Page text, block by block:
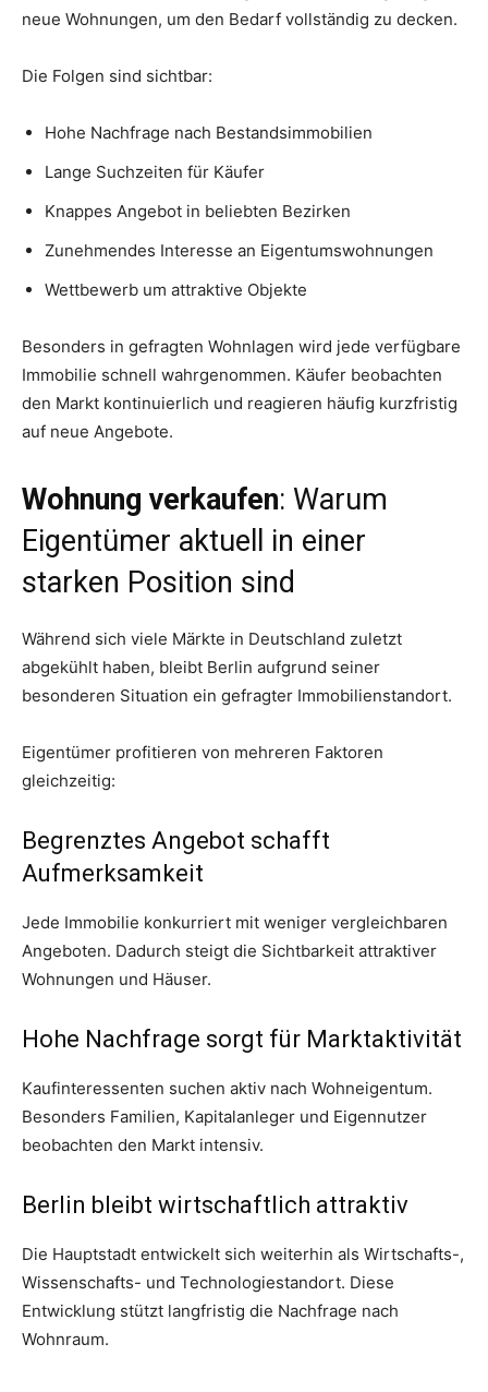
neue Wohnungen, um den Bedarf vollständig zu decken.
Die Folgen sind sichtbar:
Hohe Nachfrage nach Bestandsimmobilien
Lange Suchzeiten für Käufer
Knappes Angebot in beliebten Bezirken
Zunehmendes Interesse an Eigentumswohnungen
Wettbewerb um attraktive Objekte
Besonders in gefragten Wohnlagen wird jede verfügbare
Immobilie schnell wahrgenommen. Käufer beobachten
den Markt kontinuierlich und reagieren häufig kurzfristig
auf neue Angebote.
Wohnung verkaufen: Warum
Eigentümer aktuell in einer
starken Position sind
Während sich viele Märkte in Deutschland zuletzt
abgekühlt haben, bleibt Berlin aufgrund seiner
besonderen Situation ein gefragter Immobilienstandort.
Eigentümer profitieren von mehreren Faktoren
gleichzeitig:
Begrenztes Angebot schafft
Aufmerksamkeit
Jede Immobilie konkurriert mit weniger vergleichbaren
Angeboten. Dadurch steigt die Sichtbarkeit attraktiver
Wohnungen und Häuser.
Hohe Nachfrage sorgt für Marktaktivität
Kaufinteressenten suchen aktiv nach Wohneigentum.
Besonders Familien, Kapitalanleger und Eigennutzer
beobachten den Markt intensiv.
Berlin bleibt wirtschaftlich attraktiv
Die Hauptstadt entwickelt sich weiterhin als Wirtschafts-,
Wissenschafts- und Technologiestandort. Diese
Entwicklung stützt langfristig die Nachfrage nach
Wohnraum.